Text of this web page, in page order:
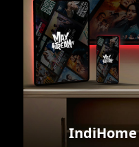
IndiHome